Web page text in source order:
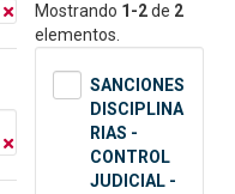
Mostrando 1-2de 2
elementos.
SANCIONES
DISCIPLINA
RIAS -
CONTROL
JUDICIAL -